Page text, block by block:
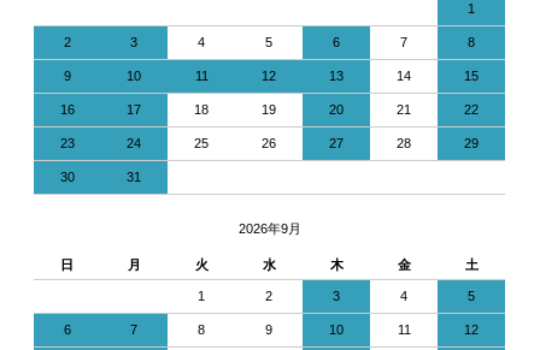
1
2 3 4 5 6 7 8
9 10 11 12 13 14 15
16 17 18 19 20 21 22
23 24 25 26 27 28 29
30 31
2026年9月
日 月 火 水 木 金 土
1 2 3 4 5
6 7 8 9 10 11 12